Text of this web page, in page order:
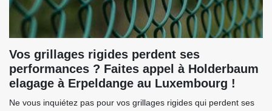
Vos grillages rigides perdent ses
performances ? Faites appel à Holderbaum
elagage à Erpeldange au Luxembourg !
Ne vous inquiétez pas pour vos grillages rigides qui perdent ses